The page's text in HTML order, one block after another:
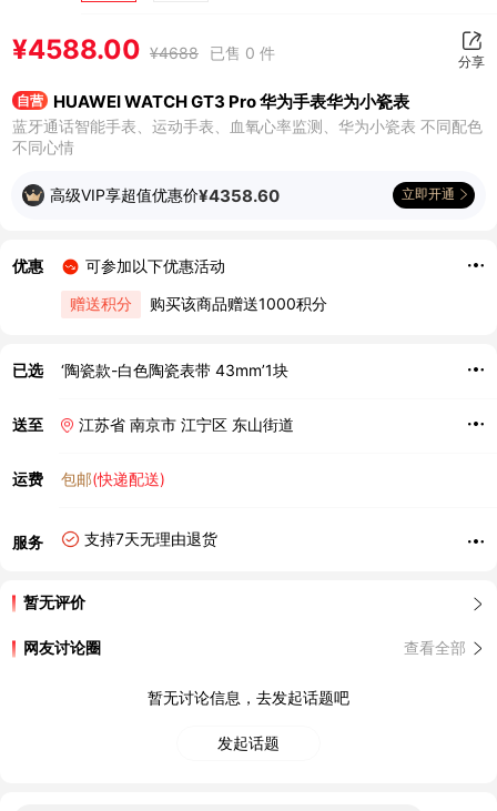
¥4588.00 ¥4688 已售 0 件 分享
自营 HUAWEI WATCH GT3 Pro 华为手表华为小瓷表
蓝牙通话智能手表、运动手表、血氧心率监测、华为小瓷表 不同配色
不同心情
高级VIP享超值优惠价¥4358.60 立即开通
优惠
可参加以下优惠活动
赠送积分
购买该商品赠送1000积分
已选 ‘陶瓷款-白色陶瓷表带 43mm’1块
送至 江苏省 南京市 江宁区 东山街道
运费 包邮(快递配送)
服务 支持7天无理由退货
暂无评价
网友讨论圈 查看全部
暂无讨论信息，去发起话题吧
发起话题